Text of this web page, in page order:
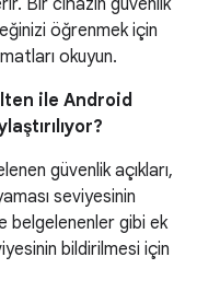
Bir cihazın güvenlik
öğrenmek için
okuyun.
ile Android
güvenlik açıkları,
seviyesinin
belgelenenler gibi ek
bildirilmesi için